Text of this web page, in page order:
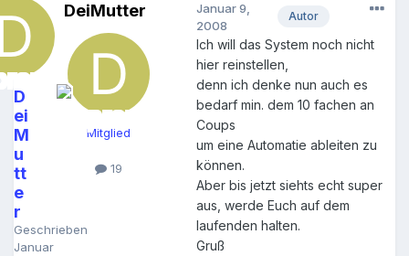
D
ei
M
u
tt
e
r
Geschrieben
Januar
DeiMutter
Mitglied
19
Autor
Januar 9,
2008
Ich will das System noch nicht
hier reinstellen,
denn ich denke nun auch es
bedarf min. dem 10 fachen an
Coups
um eine Automatie ableiten zu
können.
Aber bis jetzt siehts echt super
aus, werde Euch auf dem
laufenden halten.
Gruß